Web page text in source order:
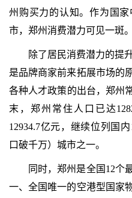
州购买力的认知。作为国
市，郑州消费潜力可见一斑。
除了居民消费潜力的提
是品牌商家前来拓展市场的
各种人才政策的出台，郑州
末，郑州常住人口已达
12934.7亿元，继续位列国
口破千万）城市之一。
同时，郑州是全国12个
一、全国唯一的空港型国家